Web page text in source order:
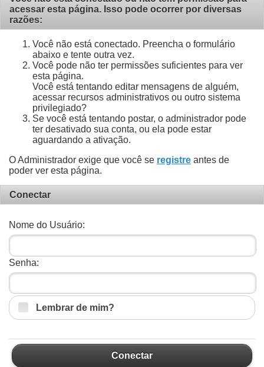
acessar esta página. Isso pode ocorrer por diversas
razões:
Você não está conectado. Preencha o formulário
abaixo e tente outra vez.
Você pode não ter permissões suficientes para ver
esta página.
Você está tentando editar mensagens de alguém,
acessar recursos administrativos ou outro sistema
privilegiado?
Se você está tentando postar, o administrador pode
ter desativado sua conta, ou ela pode estar
aguardando a ativação.
O Administrador exige que você se registre antes de
poder ver esta página.
Conectar
Nome do Usuário:
Senha:
Lembrar de mim?
Conectar